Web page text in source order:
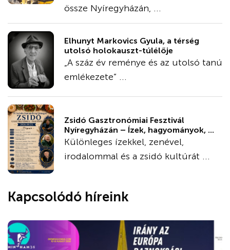
össze Nyíregyházán, ...
Elhunyt Markovics Gyula, a térség
utolsó holokauszt-túlélője
„A száz év reménye és az utolsó tanú
emlékezete” ...
Zsidó Gasztronómiai Fesztivál
Nyíregyházán – Ízek, hagyományok, ...
Különleges ízekkel, zenével,
irodalommal és a zsidó kultúrát ...
Kapcsolódó híreink